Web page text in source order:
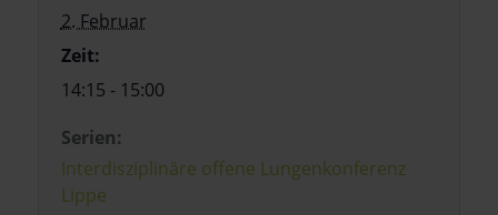
2. Februar
Zeit:
14:15 - 15:00
Serien:
Interdisziplinäre offene Lungenkonferenz
Lippe